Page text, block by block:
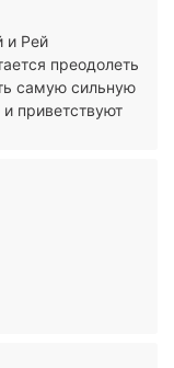
и Рей
преодолеть
самую сильную
приветствуют